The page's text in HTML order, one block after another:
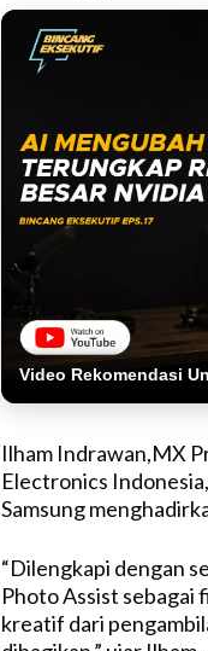
Video Rekomendasi
Ilham Indrawan,MX
Electronics
Samsung
“Dilengkapi dengan
Photo Assist sebagai
kreatif dari